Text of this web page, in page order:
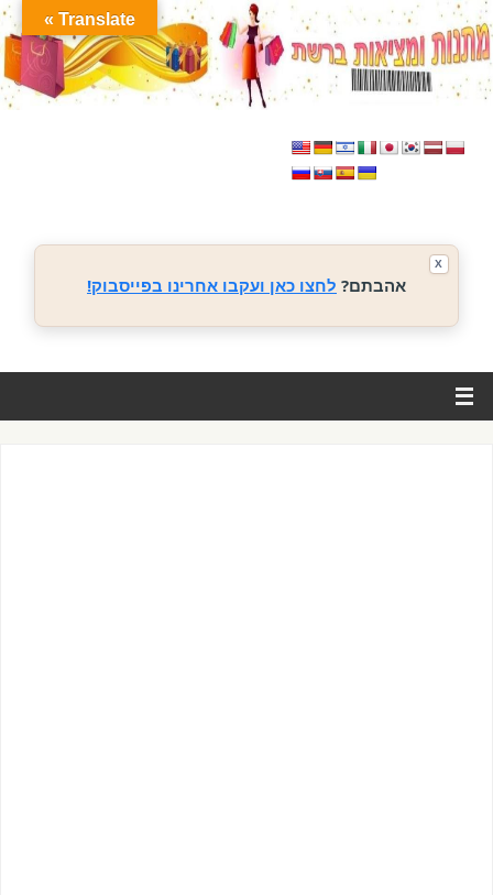
אהבתם? לחצו כאן ועקבו אחרינו בפייסבוק!
X
Translate »